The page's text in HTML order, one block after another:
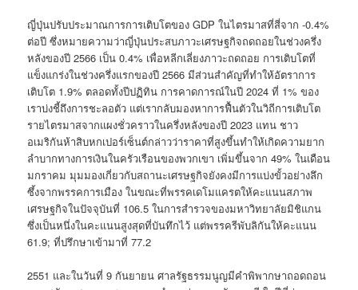
ญี่ปุ่นปรับประมาณการการเติบโตของ GDP ในไตรมาสที่สี่จาก -0.4%
ต่อปี ซึ่งหมายความว่าญี่ปุ่นประสบภาวะเศรษฐกิจถดถอยในช่วงครึ่ง
หลังของปี 2566 เป็น 0.4% เพื่อหลีกเลี่ยงภาวะถดถอย การเติบโตที่
แข็งแกร่งในช่วงครึ่งแรกของปี 2566 มีส่วนสำคัญที่ทำให้อัตราการ
เติบโต 1.9% ตลอดทั้งปีปฏิทิน การคาดการณ์ในปี 2024 ที่ 1% ของ
เราบ่งชี้ถึงการชะลอตัว แต่เรากลับมองหาการฟื้นตัวในวิถีการเติบโต
รายไตรมาสจากแผงชั่วคราวในครึ่งหลังของปี 2023 แทน ชาว
อเมริกันห้าสิบหกเปอร์เซ็นต์กล่าวว่าราคาที่สูงขึ้นทำให้เกิดความยาก
ลำบากทางการเงินในครัวเรือนของพวกเขา เพิ่มขึ้นจาก 49% ในเดือน
มกราคม มุมมองเกี่ยวกับสถานะเศรษฐกิจยังคงมีการแบ่งขั้วอย่างลึก
ซึ้งจากพรรคการเมือง ในขณะที่พรรคเดโมแครตให้คะแนนสภาพ
เศรษฐกิจในปัจจุบันที่ 106.5 ในการสำรวจของมหาวิทยาลัยมิชิแกน
ซึ่งเป็นหนึ่งในคะแนนสูงสุดที่บันทึกไว้ แต่พรรครีพับลิกันให้คะแนน
61.9; ที่ปรึกษาเข้ามาที่ 77.2
2551 และในวันที่ 9 กันยายน ศาลรัฐธรรมนูญมีคำพิพากษาถอดถอน